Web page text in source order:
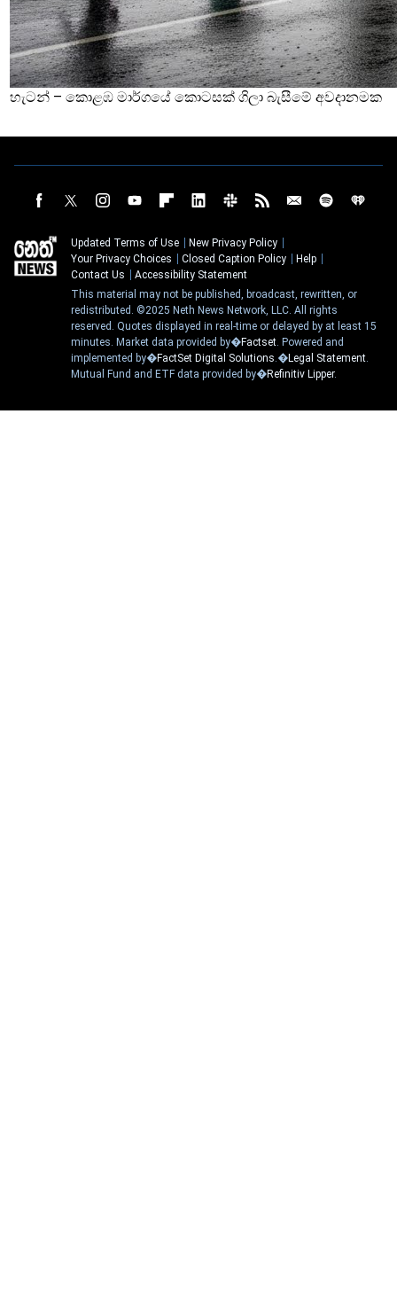
හැටන් – කොළඹ මාර්ගයේ කොටසක් ගිලා බැසීමේ අවදානමක
Updated Terms of Use
New Privacy Policy
Your Privacy Choices
Closed Caption Policy
Help
Contact Us
Accessibility Statement
This material may not be published, broadcast, rewritten, or
redistributed. ©2025 Neth News Network, LLC. All rights
reserved. Quotes displayed in real-time or delayed by at least 15
minutes. Market data provided by�Factset. Powered and
implemented by�FactSet Digital Solutions.�Legal Statement.
Mutual Fund and ETF data provided by�Refinitiv Lipper.